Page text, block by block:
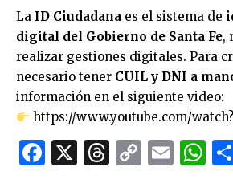
La ID Ciudadana es el sistema de
digital del Gobierno de Santa Fe,
realizar gestiones digitales. Para
necesario tener CUIL y DNI a
información en el siguiente video:
https://www.youtube.com/
Facebook
X Threads
Copy